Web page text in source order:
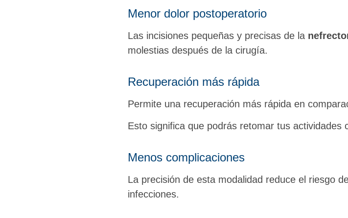
Menor dolor postoperatorio
Las incisiones pequeñas y precisas de la
molestias después de la cirugía.
Recuperación más rápida
Permite una recuperación más rápida en
Esto significa que podrás retomar tus actividades
Menos complicaciones
La precisión de esta modalidad reduce el riesgo
infecciones.